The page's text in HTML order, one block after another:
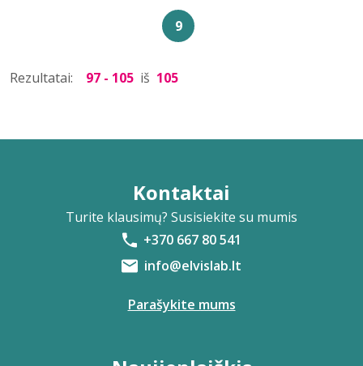
9
Rezultatai: 97 - 105 iš 105
Kontaktai
Turite klausimų? Susisiekite su mumis
+370 667 80 541
info@elvislab.lt
Parašykite mums